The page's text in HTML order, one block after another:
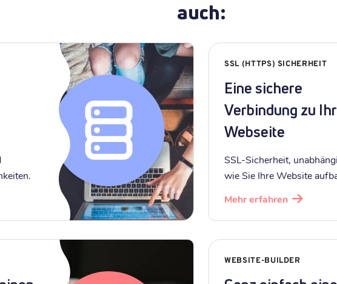
auch:
SSL (HTTPS) SICHERHEIT
Eine sichere
Verbindung zu
Webseite
SSL-Sicherheit,
wie Sie Ihre Website
Mehr erfahren
WEBSITE-BUILDER